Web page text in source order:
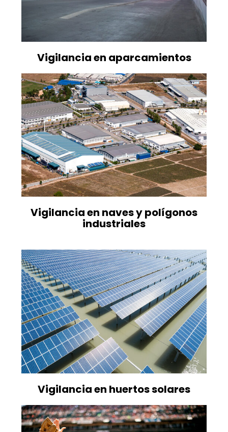
Vigilancia en aparcamientos
Vigilancia en naves y polígonos
industriales
Vigilancia en huertos solares